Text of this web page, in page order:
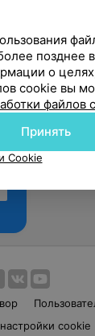
cookie
позднее
о
cookie вы
файлов
Принять
Cookie